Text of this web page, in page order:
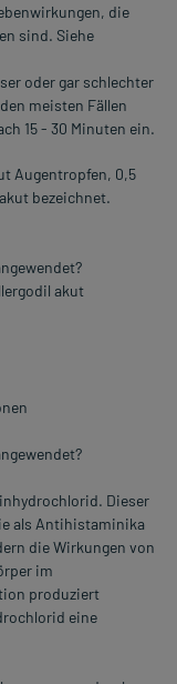
die
sind. Siehe
oder gar schlechter
meisten Fällen
15 - 30 Minuten ein.
Augentropfen, 0,5
bezeichnet.
akut
Dieser
als Antihistaminika
die Wirkungen von
im
produziert
eine